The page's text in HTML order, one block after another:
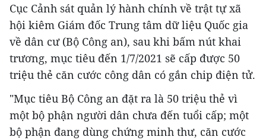
Cục Cảnh sát quản lý hành chính về trật tự xã
hội kiêm Giám đốc Trung tâm dữ liệu Quốc gia
về dân cư (Bộ Công an), sau khi bấm nút khai
trương, mục tiêu đến 1/7/2021 sẽ cấp được 50
triệu thẻ căn cước công dân có gắn chip điện tử.
"Mục tiêu Bộ Công an đặt ra là 50 triệu thẻ vì
một bộ phận người dân chưa đến tuổi cấp; một
bộ phận đang dùng chứng minh thư, căn cước